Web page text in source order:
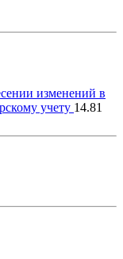
изменений в
учету 14.81